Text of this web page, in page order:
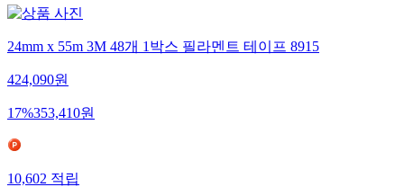
24mm x 55m 3M 48개 1박스 필라멘트 테이프 8915
424,090원
17%353,410원
10,602적립